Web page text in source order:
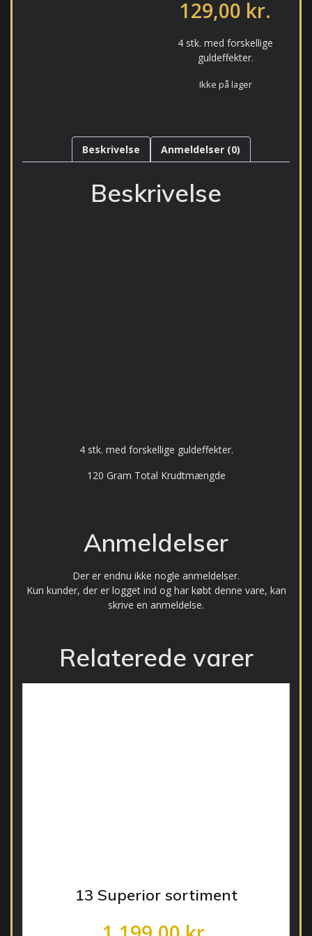
129,00 kr.
4 stk. med forskellige
guldeffekter.
Ikke på lager
Beskrivelse Anmeldelser (0)
Beskrivelse
4 stk. med forskellige guldeffekter.
120 Gram Total Krudtmængde
Anmeldelser
Der er endnu ikke nogle anmeldelser.
Kun kunder, der er logget ind og har købt denne vare, kan
skrive en anmeldelse.
Relaterede varer
13 Superior sortiment